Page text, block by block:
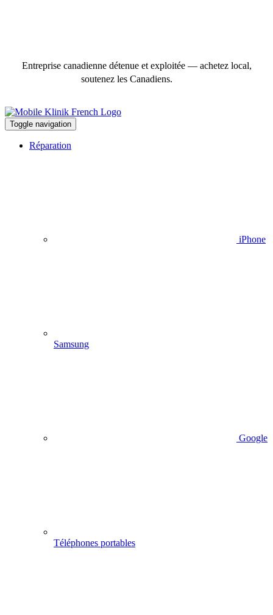
Entreprise canadienne détenue et exploitée — achetez local,
soutenez les Canadiens.
Toggle navigation
Réparation
iPhone
Samsung
Google
Téléphones portables